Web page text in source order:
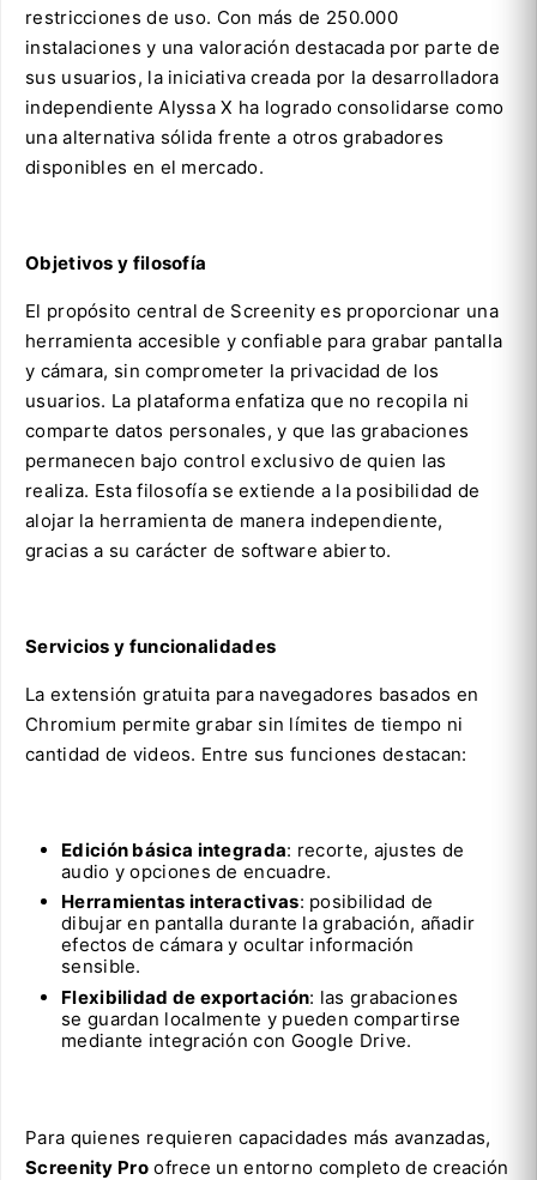
restricciones de uso. Con más de 250.000
instalaciones y una valoración destacada por parte de
sus usuarios, la iniciativa creada por la desarrolladora
independiente Alyssa X ha logrado consolidarse como
una alternativa sólida frente a otros grabadores
disponibles en el mercado.
Objetivos y filosofía
El propósito central de Screenity es proporcionar una
herramienta accesible y confiable para grabar pantalla
y cámara, sin comprometer la privacidad de los
usuarios. La plataforma enfatiza que no recopila ni
comparte datos personales, y que las grabaciones
permanecen bajo control exclusivo de quien las
realiza. Esta filosofía se extiende a la posibilidad de
alojar la herramienta de manera independiente,
gracias a su carácter de software abierto.
Servicios y funcionalidades
La extensión gratuita para navegadores basados en
Chromium permite grabar sin límites de tiempo ni
cantidad de videos. Entre sus funciones destacan:
Edición básica integrada: recorte, ajustes de
audio y opciones de encuadre.
Herramientas interactivas: posibilidad de
dibujar en pantalla durante la grabación, añadir
efectos de cámara y ocultar información
sensible.
Flexibilidad de exportación: las grabaciones
se guardan localmente y pueden compartirse
mediante integración con Google Drive.
Para quienes requieren capacidades más avanzadas,
Screenity Proofrece un entorno completo de creación